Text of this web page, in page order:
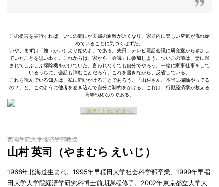
この提言を実行すれば、いつの間にか夫婦の距離が近くなり、家庭内に楽しい空気が流れ始
めていることに気づくはずだ。
いや、まずは「隗（かい）より始めよ」である。先日、テレビ電話会議に研究室から参加し
ていたことを思い出す。これからは、家から「会議」に参加しよう。ついこの前は、妻に頼
まれてしぶしぶ掃除機をかけていた。言われなくても自分でやろう。一緒に家事仕事をして
いるうちに、会話も弾むことだろう。これを書きながら、反省している。
これを読んでいる知人は、私に問いかけることであろう。「山村さん、本当に掃除やってる
の？」と。このように他者を巻き込んで自分に制約をかける。これは、行動経済学が教える
高等戦術なのである。
『義理と人情の経済学』
西南学院大学経済学部教授
山村 英司（やまむら えいじ）
1968年北海道生まれ。1995年早稲田大学社会科学部卒業、1999年早稲
田大学大学院経済学研究科博士前期課程修了。2002年東京都立大学大